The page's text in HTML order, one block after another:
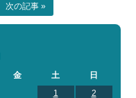
次の記事 »
金 土
日
1
2